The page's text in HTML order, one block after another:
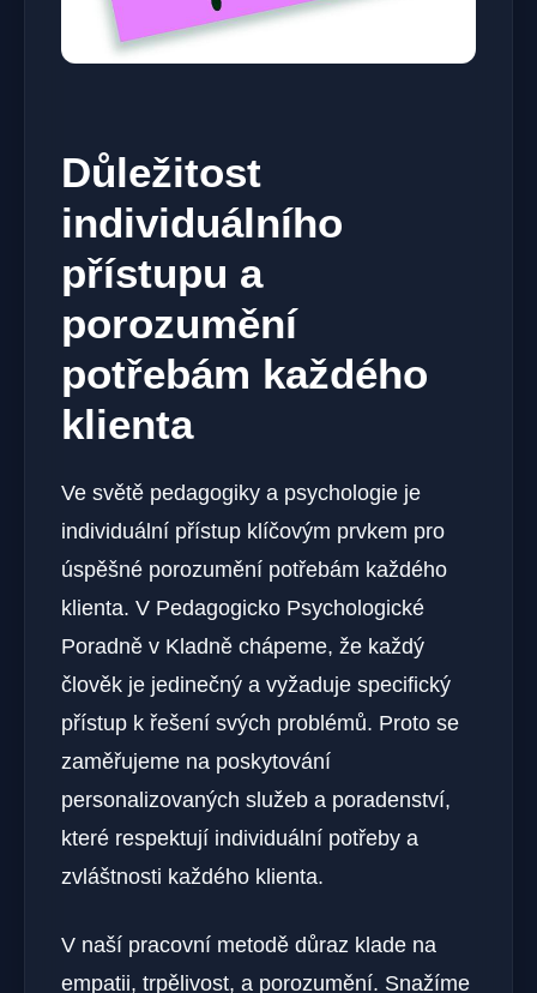
Důležitost
individuálního
přístupu a
porozumění
potřebám každého
klienta
Ve světě pedagogiky a psychologie je
individuální přístup klíčovým prvkem pro
úspěšné porozumění potřebám každého
klienta. V Pedagogicko Psychologické
Poradně v Kladně chápeme, že každý
člověk je jedinečný a vyžaduje specifický
přístup k řešení svých problémů. Proto se
zaměřujeme na poskytování
personalizovaných služeb a poradenství,
které respektují individuální potřeby a
zvláštnosti každého klienta.
V naší pracovní metodě důraz klade na
empatii, trpělivost, a porozumění. Snažíme